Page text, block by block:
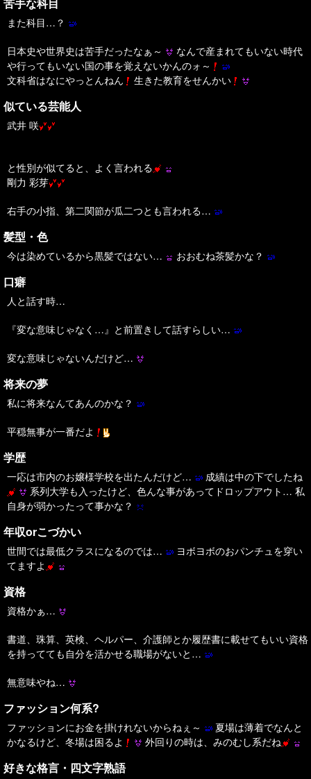
また科目…？
日本史や世界史は苦手だったなぁ～
なんで産まれてもいない時代
や行ってもいない国の事を覚えないかんのォ～
文科省はなにやっとんねん
生きた教育をせんかい
似ている芸能人
武井 咲
と性別が似てると、よく言われる
剛力 彩芽
右手の小指、第二関節が瓜二つとも言われる…
髪型・色
今は染めているから黒髪ではない… おおむね茶髪かな？
口癖
人と話す時…
『変な意味じゃなく…』と前置きして話すらしい…
変な意味じゃないんだけど…
将来の夢
私に将来なんてあんのかな？
平穏無事が一番だよ
学歴
一応は市内のお嬢様学校を出たんだけど…
成績は中の下でしたね
系列大学も入ったけど、色んな事があってドロップアウト… 私
自身が弱かったって事かな？
年収orこづかい
世間では最低クラスになるのでは…
ヨボヨボのおパンチュを穿い
てますよ
資格
資格かぁ…
書道、珠算、英検、ヘルパー、介護師とか履歴書に載せてもいい資格
を持ってても自分を活かせる職場がないと…
無意味やね…
ファッション何系?
ファッションにお金を掛けれないからねぇ～
夏場は薄着でなんと
かなるけど、冬場は困るよ
外回りの時は、みのむし系だね
好きな格言・四文字熟語